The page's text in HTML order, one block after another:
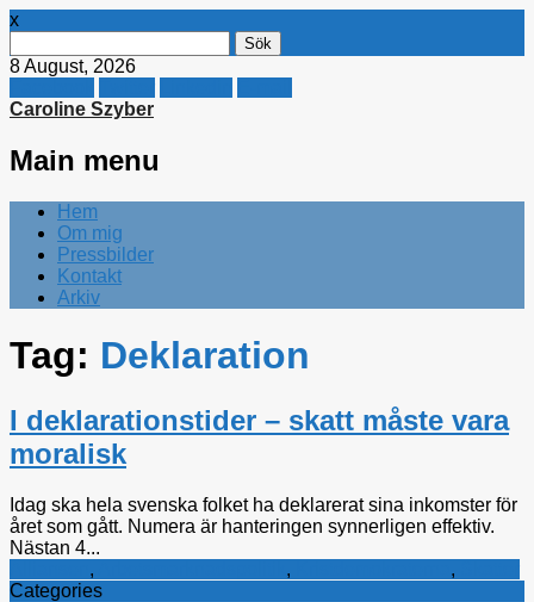
x
efter:
8 August, 2026
Caroline Szyber
Main menu
Skip
content
Hem
Om mig
Pressbilder
Kontakt
Arkiv
Tag: Deklaration
I deklarationstider – skatt måste vara
moralisk
Idag ska hela svenska folket ha deklarerat sina inkomster för
året som gått. Numera är hanteringen synnerligen effektiv.
Nästan 4...
, , ,
Categories